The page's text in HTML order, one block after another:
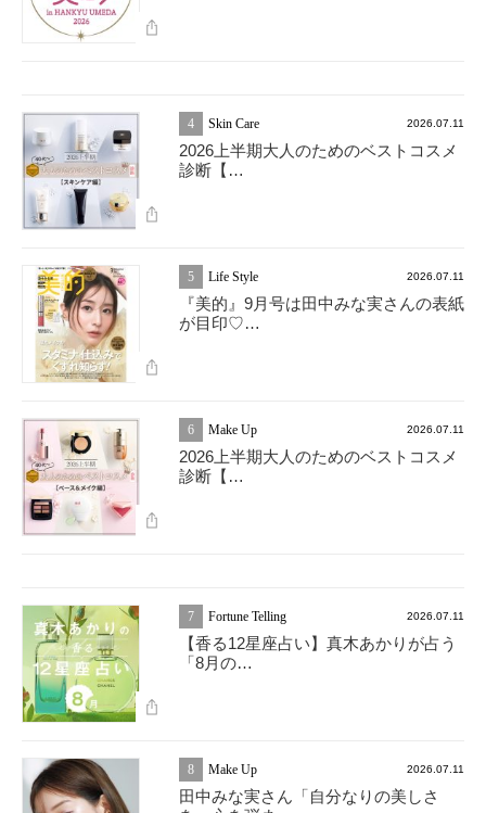
4 Skin Care 2026.07.11
2026上半期大人のためのベストコスメ
診断【…
5 Life Style 2026.07.11
『美的』9月号は田中みな実さんの表紙
が目印♡…
6 Make Up 2026.07.11
2026上半期大人のためのベストコスメ
診断【…
7 Fortune Telling 2026.07.11
【香る12星座占い】真木あかりが占う
「8月の…
8 Make Up 2026.07.11
田中みな実さん「自分なりの美しさ